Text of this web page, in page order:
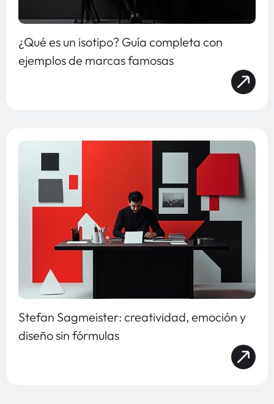
¿Qué es un isotipo? Guía completa con
ejemplos de marcas famosas
Stefan Sagmeister: creatividad, emoción y
diseño sin fórmulas